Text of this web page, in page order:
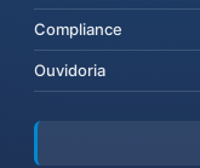
Compliance
Ouvidoria